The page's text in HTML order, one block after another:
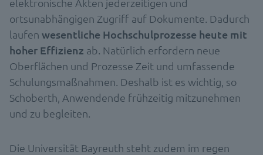
ortsunabhängigen Zugriff auf Dokumente. Dadurch
laufen wesentliche Hochschulprozesse heute mit
hoher Effizienz ab. Natürlich erfordern neue
Oberflächen und Prozesse Zeit und umfassende
Schulungsmaßnahmen. Deshalb ist es wichtig, so
Schoberth, Anwendende frühzeitig mitzunehmen
und zu begleiten.
Die Universität Bayreuth steht zudem im regen